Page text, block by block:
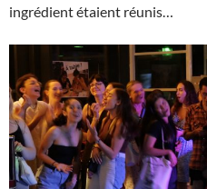
ingrédient étaient réunis…